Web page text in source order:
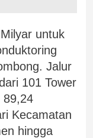
untuk
Jalur
101 Tower
89,24
Kecamatan
hingga